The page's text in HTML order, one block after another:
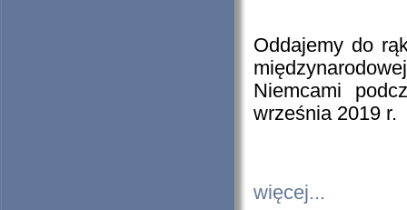
Oddajemy do
Niemcami
września 2019 r.
więcej...